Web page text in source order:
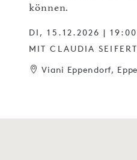
können.
DI, 15.12.2026 |
MIT CLAUDIA SEIFERT
Viani Eppendorf,